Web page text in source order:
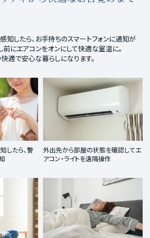
知したら、お手持ちのスマートフォンに通知が
にエアコンをオンにして快適な室温に。
適で安心な暮らしになります。
したら、警
外出先から部屋の状態を確認してエ
アコン・ライトを遠隔操作